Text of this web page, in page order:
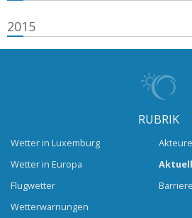
2015
RUBRIK
Wetter in Luxemburg
Wetter in Europa
Flugwetter
Wetterwarnungen
Akteure